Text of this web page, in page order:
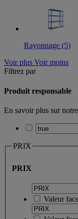
Rayonnage (5)
Voir plus Voir moins
Filtrez par
Produit responsable
En savoir plus sur
PRIX
PRIX
Valeur